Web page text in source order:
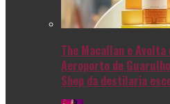
The Macallan e
Aeroporto de
Shop da destilaria